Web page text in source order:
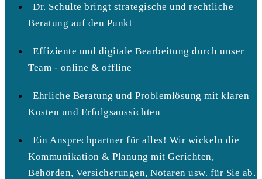
Dr. Schulte bringt strategische und rechtliche
Beratung auf den Punkt
Effiziente und digitale Bearbeitung durch unser
Team - online & offline
Ehrliche Beratung und Problemlösung mit klaren
Kosten und Erfolgsaussichten
Ein Ansprechpartner für alles! Wir wickeln die
Kommunikation & Planung mit Gerichten,
Behörden, Versicherungen, Notaren usw. für Sie ab.